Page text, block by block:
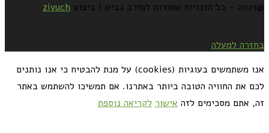
@2021 - כל הזכויות שמורות למירב גביש | ביצוע zivuch
בחזרה למעלה
אנו משתמשים בעוגיות (cookies) על מנת להבטיח כי אנו נותנים
לכם את החוויה הטובה ביותר באתרנו. אם תמשיכו להשתמש באתר
זה, אתם מסכימים לזה אישור לקריאה נוספת